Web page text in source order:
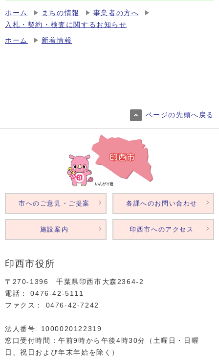
ホーム まちの情報
事業者の方へ
入札・契約・検査に関するお知らせ
ホーム 新着情報
ページの先頭へ戻る
印西市役所
〒270-1396 千葉県印西市大森2364‐2
電話： 0476‐42‐5111
ファクス： 0476‐42‐7242
法人番号: 1000020122319
窓口受付時間：午前9時から午後4時30分（土曜日・日曜
日、祝日および年末年始を除く）
市へのご意見・ご提案 各課へのお問い合わせ
施設案内 印西市へのアクセス